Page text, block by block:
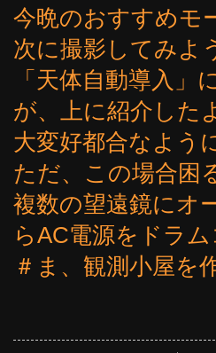
今晩のおすすめモ
次に撮影してみよ
「天体自動導入
が、上に紹介した
大変好都合なよう
ただ、この場合困
複数の望遠鏡にオ
らAC電源をドラ
＃ま、観測小屋を